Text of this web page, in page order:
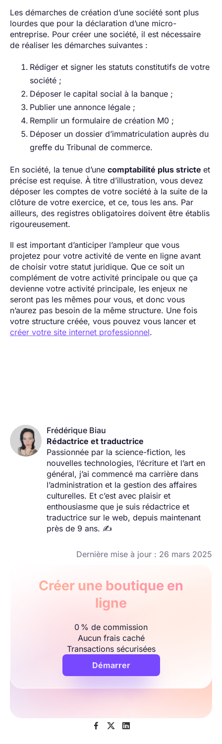
  
Les démarches de création d’une société sont plus
lourdes que pour la déclaration d’une micro-
entreprise. Pour créer une société, il est nécessaire
de réaliser les démarches suivantes :
Rédiger et signer les statuts constitutifs de votre
société ;
Déposer le capital social à la banque ;
Publier une annonce légale ;
Remplir un formulaire de création M0 ;
Déposer un dossier d’immatriculation auprès du
greffe du Tribunal de commerce.
En société, la tenue d’une comptabilité plus stricte et
précise est requise. À titre d’illustration, vous devez
déposer les comptes de votre société à la suite de la
clôture de votre exercice, et ce, tous les ans. Par
ailleurs, des registres obligatoires doivent être établis
rigoureusement.
Il est important d’anticiper l’ampleur que vous
projetez pour votre activité de vente en ligne avant
de choisir votre statut juridique. Que ce soit un
complément de votre activité principale ou que ça
devienne votre activité principale, les enjeux ne
seront pas les mêmes pour vous, et donc vous
n’aurez pas besoin de la même structure. Une fois
votre structure créée, vous pouvez vous lancer et
créer votre site internet professionnel.
Frédérique Biau
Rédactrice et traductrice
Passionnée par la science-fiction, les
nouvelles technologies, l’écriture et l’art en
général, j’ai commencé ma carrière dans
l’administration et la gestion des affaires
culturelles. Et c’est avec plaisir et
enthousiasme que je suis rédactrice et
traductrice sur le web, depuis maintenant
près de 9 ans. ✍️
Dernière mise à jour : 26 mars 2025
Créer une boutique en
ligne
0 % de commission
Aucun frais caché
Transactions sécurisées
Démarrer